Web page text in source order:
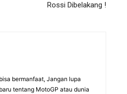
Rossi Dibelakang !
bermanfaat, Jangan lupa
tentang MotoGP atau dunia